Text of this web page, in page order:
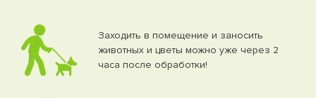
Заходить в помещение и заносить
животных и цветы можно уже через 2
часа после обработки!